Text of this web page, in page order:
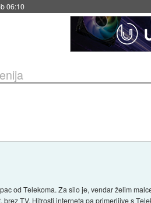
06:10
od Telekoma. Za silo je, vendar želim
TV. Hitrosti interneta pa primerljive s